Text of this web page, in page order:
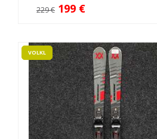
229 € 199 €
VOLKL